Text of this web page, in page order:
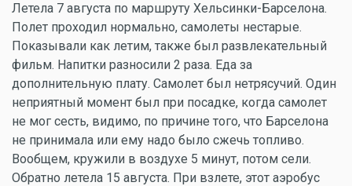
Летела 7 августа по маршруту Хельсинки-Барселона.
Полет проходил нормально, самолеты нестарые.
Показывали как летим, также был развлекательный
фильм. Напитки разносили 2 раза. Еда за
дополнительную плату. Самолет был нетрясучий. Один
неприятный момент был при посадке, когда самолет
не мог сесть, видимо, по причине того, что Барселона
не принимала или ему надо было сжечь топливо.
Вообщем, кружили в воздухе 5 минут, потом сели.
Обратно летела 15 августа. При взлете, этот аэробус